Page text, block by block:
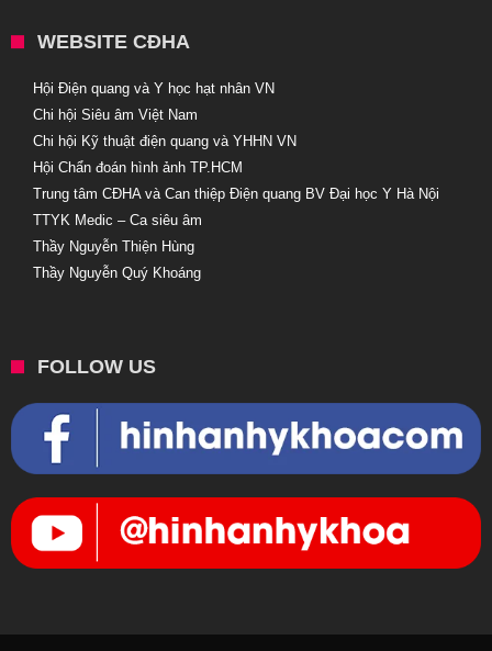
WEBSITE CĐHA
Hội Điện quang và Y học hạt nhân VN
Chi hội Siêu âm Việt Nam
Chi hội Kỹ thuật điện quang và YHHN VN
Hội Chẩn đoán hình ảnh TP.HCM
Trung tâm CĐHA và Can thiệp Điện quang BV Đại học Y Hà Nội
TTYK Medic – Ca siêu âm
Thầy Nguyễn Thiện Hùng
Thầy Nguyễn Quý Khoáng
FOLLOW US